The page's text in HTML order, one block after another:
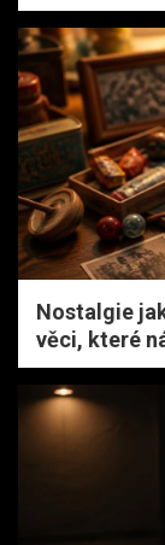
Nostalgie
věci, které